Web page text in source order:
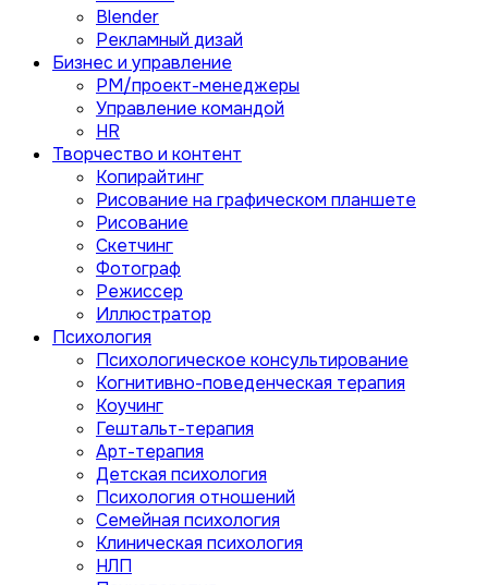
Blender
Рекламный дизай
Бизнес и управление
PM/проект-менеджеры
Управление командой
HR
Творчество и контент
Копирайтинг
Рисование на графическом планшете
Рисование
Скетчинг
Фотограф
Режиссер
Иллюстратор
Психология
Психологическое консультирование
Когнитивно-поведенческая терапия
Коучинг
Гештальт-терапия
Арт-терапия
Детская психология
Психология отношений
Семейная психология
Клиническая психология
НЛП